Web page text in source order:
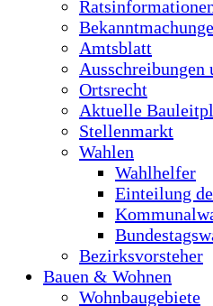
Amtsblatt
Ausschreibungen
Ortsrecht
Aktuelle
Stellenmarkt
Wahlen
Wahlhelfer
Einteilung
Bezirksvorsteher
Bauen & Wohnen
Wohnbaugebiete